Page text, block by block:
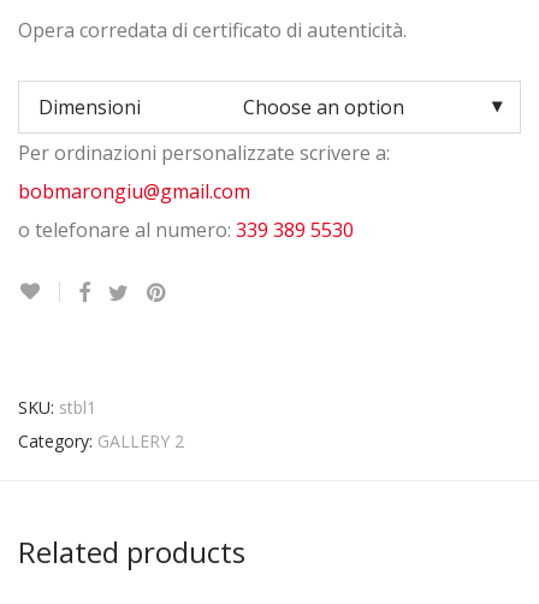
Opera corredata di certificato di autenticità.
Dimensioni
Quantity
Per ordinazioni personalizzate scrivere a:
bobmarongiu@gmail.com
o telefonare al numero: 339 389 5530
SKU: stbl1
Category: GALLERY 2
Related products